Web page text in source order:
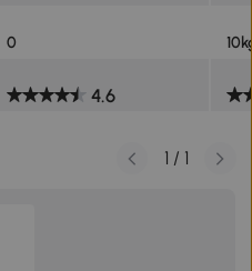
0
4.6
1 / 1